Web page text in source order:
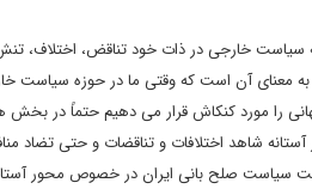
سیاست خارجی در ذات خود تناقض، اختلاف،
معنای آن است که وقتی ما در حوزه سیاست
را مورد کنکاش قرار می دهیم حتماً در بخش
شاهد اختلافات و تناقضات و حتی تضاد
سیاست صلح بانی ایران در خصوص محور